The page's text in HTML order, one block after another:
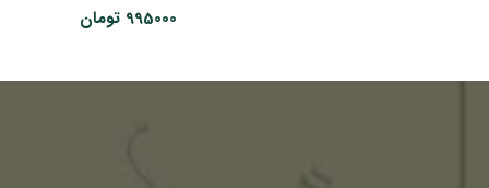
995000 تومان